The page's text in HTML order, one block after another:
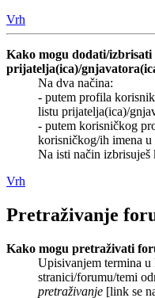
Vrh
Kako mogu dodati/izbrisati
prijatelja(ica)/
Na dva načina:
- putem profila
listu prijatelja(ica)/
- putem korisničkog
korisničkog/ih imena
Na isti način izbrisuješ
Vrh
Pretraživanje
Kako mogu pretraživati
Upisivanjem termina u
stranici/forumu/temi
pretraživanje [link se